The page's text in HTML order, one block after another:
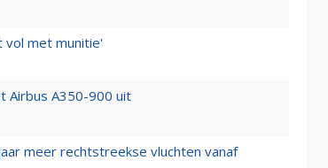
vol met munitie'
Airbus A350-900 uit
meer rechtstreekse vluchten vanaf